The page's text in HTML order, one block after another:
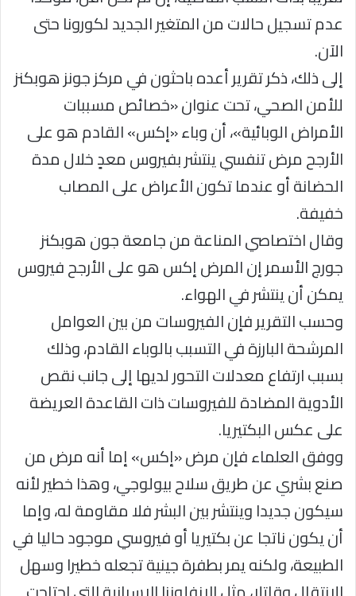
عدم تسجيل حالات من المتغير الجديد لكورونا حتى
الآن.
إلى ذلك، ذكر تقرير أعده باحثون في مركز جونز هوبكنز
للأمن الصحي، تحت عنوان «خصائص مسببات
الأمراض الوبائية»، أن وباء «إكس» القادم هو على
الأرجح مرض تنفسي ينتشر بفيروس معدٍ خلال مدة
الحضانة أو عندما تكون الأعراض على المصاب
خفيفة.
وقال اختصاصي المناعة من جامعة جون هوبكنز
جورج الأسمر إن المرض إكس هو على الأرجح فيروس
يمكن أن ينتشر في الهواء.
وحسب التقرير فإن الفيروسات من بين العوامل
المرشحة البارزة في التسبب بالوباء القادم، وذلك
بسبب ارتفاع معدلات التحور لديها إلى جانب نقص
الأدوية المضادة للفيروسات ذات القاعدة العريضة
على عكس البكتيريا.
ووفق العلماء فإن مرض «إكس» إما أنه مرض من
صنع بشري عن طريق سلاح بيولوجي، وهذا خطير لأنه
سيكون جديدا وينتشر بين البشر فلا مقاومة له، وإما
أن يكون ناتجا عن بكتيريا أو فيروسي موجود حاليا في
الطبيعة، ولكنه يمر بطفرة جينية تجعله خطيرا وسهل